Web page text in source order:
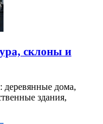
склоны и
деревянные дома,
здания,